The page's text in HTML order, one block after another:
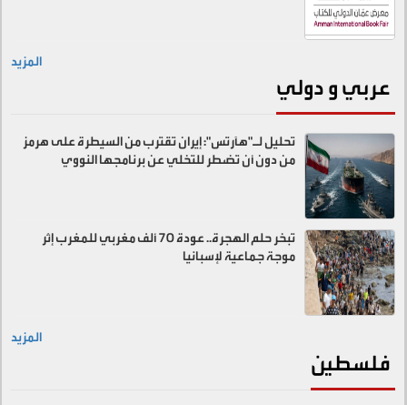
المزيد
عربي و دولي
تحليل لـ"هآرتس": إيران تقترب من السيطرة على هرمز
من دون أن تضطر للتخلي عن برنامجها النووي
تبخر حلم الهجرة.. عودة 70 ألف مغربي للمغرب إثر
موجة جماعية لإسبانيا
المزيد
فلسطين